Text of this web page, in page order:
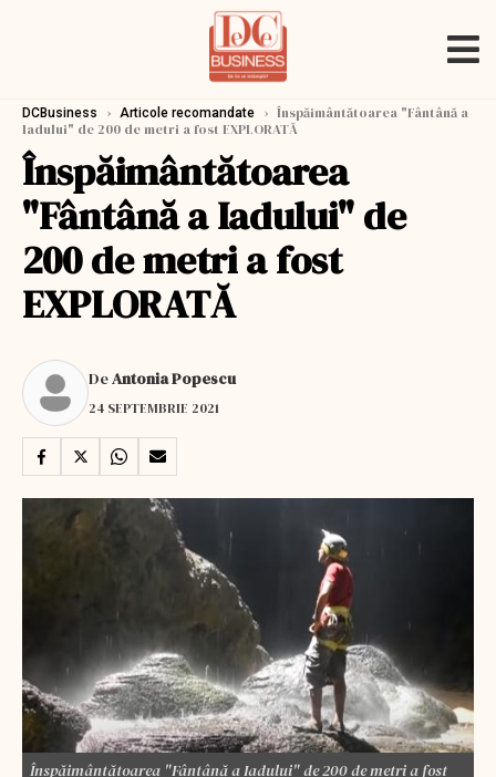
DCBusiness › Articole recomandate › Înspăimântătoarea "Fântână a
Iadului" de 200 de metri a fost EXPLORATĂ
Înspăimântătoarea
"Fântână a Iadului" de
200 de metri a fost
EXPLORATĂ
DeAntonia Popescu
24 SEPTEMBRIE 2021
Înspăimântătoarea "Fântână a Iadului" de 200 de metri a fost